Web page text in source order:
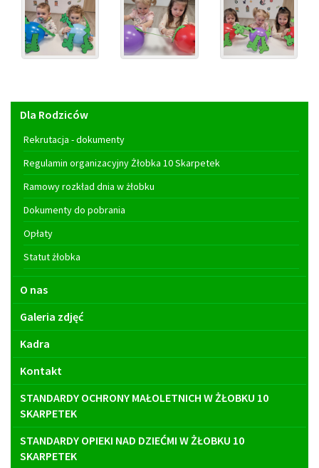
Menu
główne
Dla Rodziców
Rekrutacja - dokumenty
Regulamin organizacyjny Żłobka 10 Skarpetek
Ramowy rozkład dnia w żłobku
Dokumenty do pobrania
Opłaty
Statut żłobka
O nas
Galeria zdjęć
Kadra
Kontakt
STANDARDY OCHRONY MAŁOLETNICH W ŻŁOBKU 10
SKARPETEK
STANDARDY OPIEKI NAD DZIEĆMI W ŻŁOBKU 10
SKARPETEK